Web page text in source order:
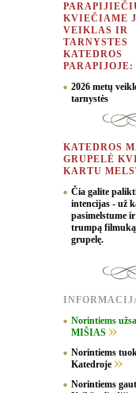
KVIEČIAME
VEIKLAS IR
TARNYSTES
KATEDROS
PARAPIJOJE:
2026 metų
tarnystės
KATEDROS
GRUPELĖ
KARTU
Čia galite
intencijas - už
pasimelstume
trumpą filmuką
grupelę.
Norintiems
MIŠIAS
Norintiems
Katedroje
Norintiems